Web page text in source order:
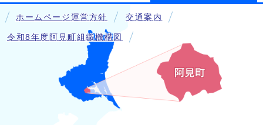
ホームページ運営方針 交通案内
令和8年度阿見町組織機構図